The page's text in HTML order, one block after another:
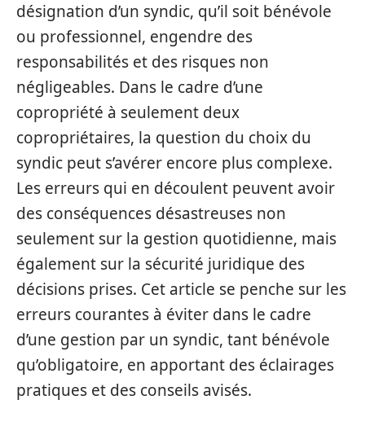
désignation d’un syndic, qu’il soit bénévole
ou professionnel, engendre des
responsabilités et des risques non
négligeables. Dans le cadre d’une
copropriété à seulement deux
copropriétaires, la question du choix du
syndic peut s’avérer encore plus complexe.
Les erreurs qui en découlent peuvent avoir
des conséquences désastreuses non
seulement sur la gestion quotidienne, mais
également sur la sécurité juridique des
décisions prises. Cet article se penche sur les
erreurs courantes à éviter dans le cadre
d’une gestion par un syndic, tant bénévole
qu’obligatoire, en apportant des éclairages
pratiques et des conseils avisés.